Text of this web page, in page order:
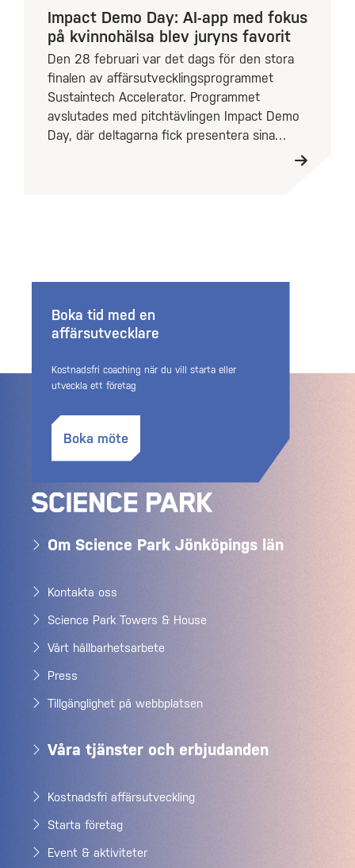
Impact Demo Day: AI-app med fokus
på kvinnohälsa blev juryns favorit
Den 28 februari var det dags för den stora
finalen av affärsutvecklingsprogrammet
Sustaintech Accelerator. Programmet
avslutades med pitchtävlingen Impact Demo
Day, där deltagarna fick presentera sina…
Boka tid med en
affärsutvecklare
Kostnadsfri coaching när du vill starta eller
utveckla ett företag
Boka möte
Om Science Park Jönköpings län
Kontakta oss
Science Park Towers & House
Vårt hållbarhetsarbete
Press
Tillgänglighet på webbplatsen
Våra tjänster och erbjudanden
Kostnadsfri affärsutveckling
Starta företag
Event & aktiviteter